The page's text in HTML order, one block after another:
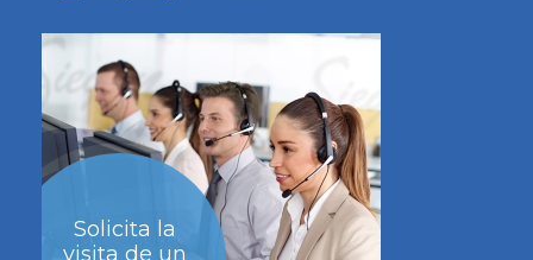
Solicita la
visita de un